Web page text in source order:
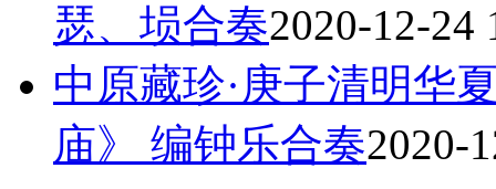
瑟、埙合奏2020-12-24
中原藏珍·庚子清明华
庙》 编钟乐合奏2020-